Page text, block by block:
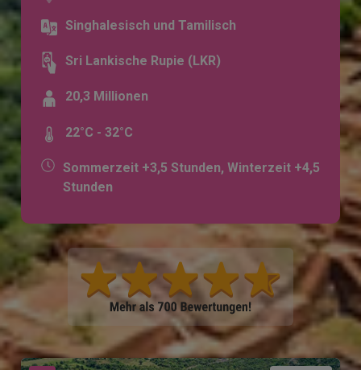
Singhalesisch und Tamilisch
Sri Lankische Rupie (LKR)
20,3 Millionen
22°C - 32°C
Sommerzeit +3,5 Stunden, Winterzeit +4,5
Stunden